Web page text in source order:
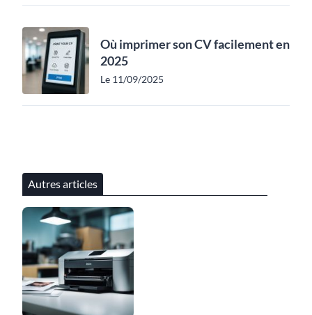
Où imprimer son CV facilement en
2025
Le 11/09/2025
Autres articles